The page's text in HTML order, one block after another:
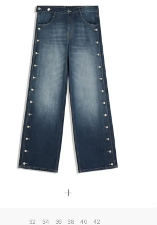
32 34 36 38 40 42